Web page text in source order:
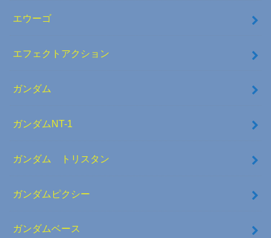
エウーゴ
エフェクトアクション
ガンダム
ガンダムNT-1
ガンダム トリスタン
ガンダムピクシー
ガンダムベース